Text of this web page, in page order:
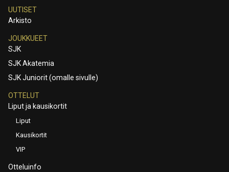
UUTISET
Arkisto
JOUKKUEET
SJK
SJK Akatemia
SJK Juniorit (omalle sivulle)
OTTELUT
Liput ja kausikortit
Liput
Kausikortit
VIP
Otteluinfo